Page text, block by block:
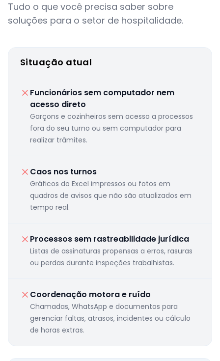
Tudo o que você precisa saber sobre
soluções para o setor de hospitalidade.
Situação atual
Funcionários sem computador nem
acesso direto
Garçons e cozinheiros sem acesso a processos
fora do seu turno ou sem computador para
realizar trâmites.
Caos nos turnos
Gráficos do Excel impressos ou fotos em
quadros de avisos que não são atualizados em
tempo real.
Processos sem rastreabilidade jurídica
Listas de assinaturas propensas a erros, rasuras
ou perdas durante inspeções trabalhistas.
Coordenação motora e ruído
Chamadas, WhatsApp e documentos para
gerenciar faltas, atrasos, incidentes ou cálculo
de horas extras.